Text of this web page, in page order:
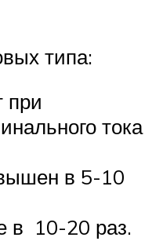
типа:
при
тока
в 5-10
в 10-20 раз.